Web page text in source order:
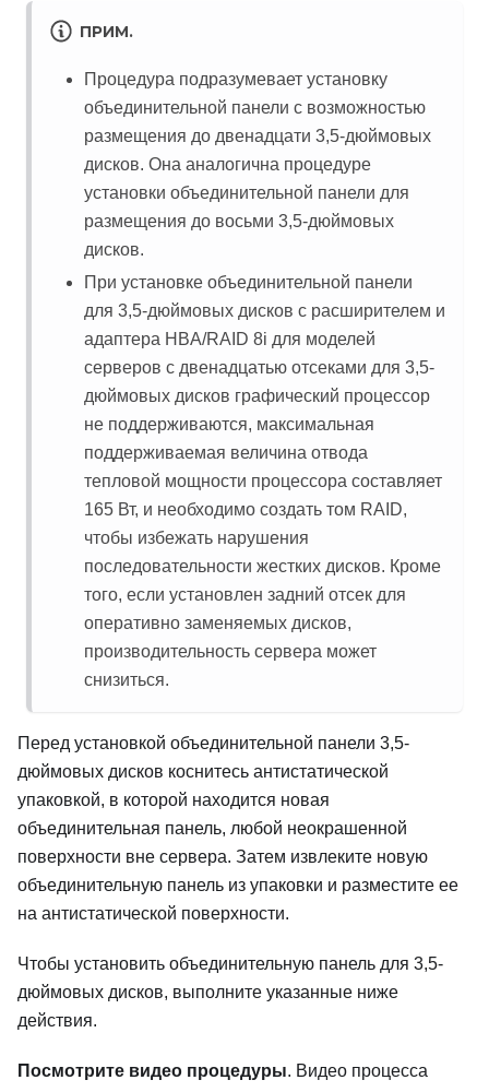
ПРИМ.
Процедура подразумевает установку
объединительной панели с возможностью
размещения до двенадцати 3,5-дюймовых
дисков. Она аналогична процедуре
установки объединительной панели для
размещения до восьми 3,5-дюймовых
дисков.
При установке объединительной панели
для 3,5-дюймовых дисков с расширителем и
адаптера HBA/RAID 8i для моделей
серверов с двенадцатью отсеками для 3,5-
дюймовых дисков графический процессор
не поддерживаются, максимальная
поддерживаемая величина отвода
тепловой мощности процессора составляет
165 Вт, и необходимо создать том RAID,
чтобы избежать нарушения
последовательности жестких дисков. Кроме
того, если установлен задний отсек для
оперативно заменяемых дисков,
производительность сервера может
снизиться.
Перед установкой объединительной панели 3,5-
дюймовых дисков коснитесь антистатической
упаковкой, в которой находится новая
объединительная панель, любой неокрашенной
поверхности вне сервера. Затем извлеките новую
объединительную панель из упаковки и разместите ее
на антистатической поверхности.
Чтобы установить объединительную панель для 3,5-
дюймовых дисков, выполните указанные ниже
действия.
Посмотрите видео процедуры. Видео процесса